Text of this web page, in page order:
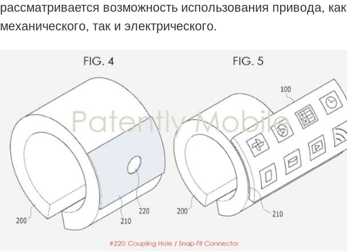
рассматривается возможность использования привода, как
механического, так и электрического.